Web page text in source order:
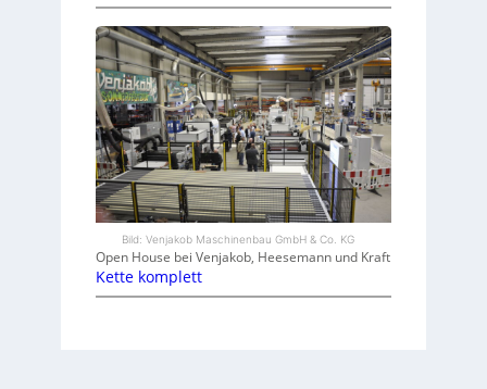
Bild: Venjakob Maschinenbau GmbH & Co. KG
Open House bei Venjakob, Heesemann und Kraft
Kette komplett